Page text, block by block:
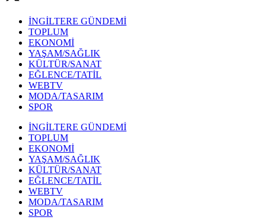
İNGİLTERE GÜNDEMİ
TOPLUM
EKONOMİ
YAŞAM/SAĞLIK
KÜLTÜR/SANAT
EĞLENCE/TATİL
WEBTV
MODA/TASARIM
SPOR
İNGİLTERE GÜNDEMİ
TOPLUM
EKONOMİ
YAŞAM/SAĞLIK
KÜLTÜR/SANAT
EĞLENCE/TATİL
WEBTV
MODA/TASARIM
SPOR